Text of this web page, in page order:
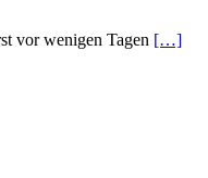
vor wenigen Tagen […]